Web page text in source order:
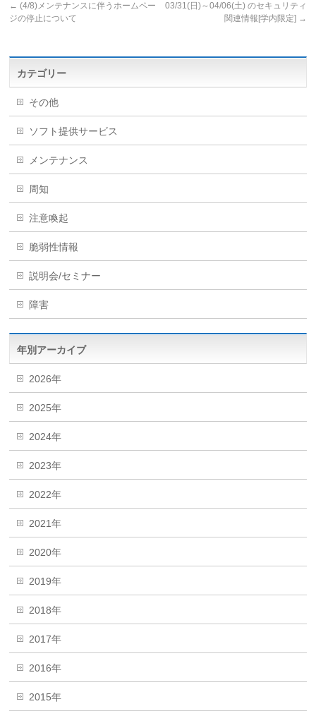
← (4/8)メンテナンスに伴うホームペー
ジの停止について
03/31(日)～04/06(土) のセキュリティ
関連情報[学内限定] →
カテゴリー
その他
ソフト提供サービス
メンテナンス
周知
注意喚起
脆弱性情報
説明会/セミナー
障害
年別アーカイブ
2026年
2025年
2024年
2023年
2022年
2021年
2020年
2019年
2018年
2017年
2016年
2015年